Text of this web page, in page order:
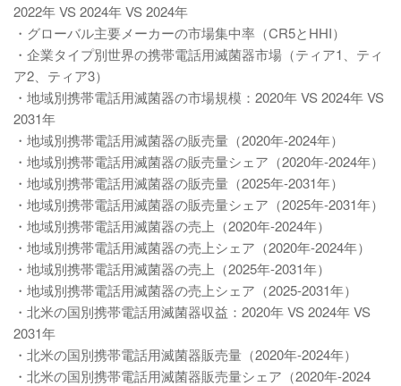
2022年 VS 2024年 VS 2024年
・グローバル主要メーカーの市場集中率（CR5とHHI）
・企業タイプ別世界の携帯電話用滅菌器市場（ティア1、ティ
ア2、ティア3）
・地域別携帯電話用滅菌器の市場規模：2020年 VS 2024年 VS
2031年
・地域別携帯電話用滅菌器の販売量（2020年-2024年）
・地域別携帯電話用滅菌器の販売量シェア（2020年-2024年）
・地域別携帯電話用滅菌器の販売量（2025年-2031年）
・地域別携帯電話用滅菌器の販売量シェア（2025年-2031年）
・地域別携帯電話用滅菌器の売上（2020年-2024年）
・地域別携帯電話用滅菌器の売上シェア（2020年-2024年）
・地域別携帯電話用滅菌器の売上（2025年-2031年）
・地域別携帯電話用滅菌器の売上シェア（2025-2031年）
・北米の国別携帯電話用滅菌器収益：2020年 VS 2024年 VS
2031年
・北米の国別携帯電話用滅菌器販売量（2020年-2024年）
・北米の国別携帯電話用滅菌器販売量シェア（2020年-2024